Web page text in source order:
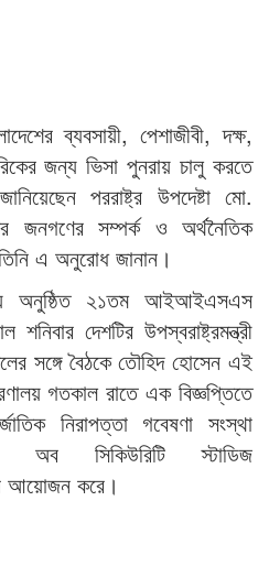
ব্যবসায়ী, পেশাজীবী, দক্ষ,
জন্য ভিসা পুনরায় চালু করতে
পররাষ্ট্র উপদেষ্টা মো.
জনগণের সম্পর্ক ও অর্থনৈতিক
এ অনুরোধ জানান।
অনুষ্ঠিত ২১তম আইআইএসএস
দেশটির উপস্বরাষ্ট্রমন্ত্রী
সঙ্গে বৈঠকে তৌহিদ হোসেন এই
গতকাল রাতে এক বিজ্ঞপ্তিতে
নিরাপত্তা গবেষণা সংস্থা
অব সিকিউরিটি স্টাডিজ
করে।